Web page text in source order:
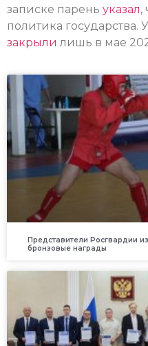
записке парень указал,
политика государства.
закрыли лишь в мае
Представители Росгвардии
бронзовые награды